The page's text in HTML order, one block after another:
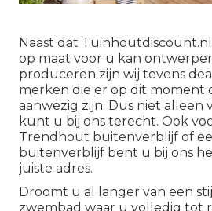
Naast dat
op maat voor u kan
produceren zijn wij tevens
merken die er op dit moment
aanwezig zijn. Dus niet alleen
kunt u bij ons terecht. Ook
Trendhout buitenverblijf of
buitenverblijf bent u bij ons
juiste adres.
Droomt u al langer van een
zwembad waar u volledig tot